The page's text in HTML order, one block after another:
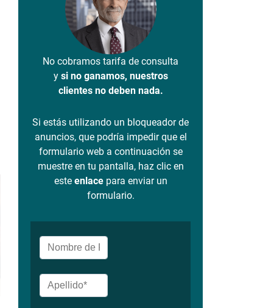
No cobramos tarifa de consulta
y si no ganamos, nuestros
clientes no deben nada.
Si estás utilizando un bloqueador de
anuncios, que podría impedir que el
formulario web a continuación se
muestre en tu pantalla, haz clic en
este enlacepara enviar un
formulario.